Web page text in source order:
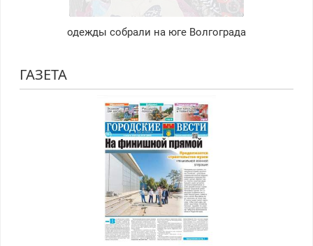
одежды собрали на юге Волгограда
ГАЗЕТА